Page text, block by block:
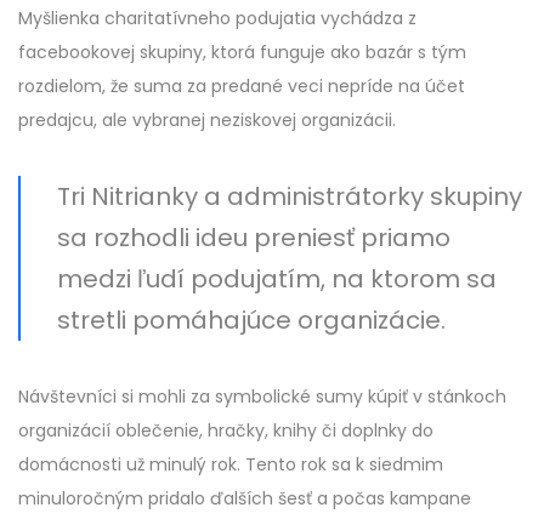
Myšlienka charitatívneho podujatia vychádza z
facebookovej skupiny, ktorá funguje ako bazár s tým
rozdielom, že suma za predané veci nepríde na účet
predajcu, ale vybranej neziskovej organizácii.
Tri Nitrianky a administrátorky skupiny
sa rozhodli ideu preniesť priamo
medzi ľudí podujatím, na ktorom sa
stretli pomáhajúce organizácie.
Návštevníci si mohli za symbolické sumy kúpiť v stánkoch
organizácií oblečenie, hračky, knihy či doplnky do
domácnosti už minulý rok. Tento rok sa k siedmim
minuloročným pridalo ďalších šesť a počas kampane